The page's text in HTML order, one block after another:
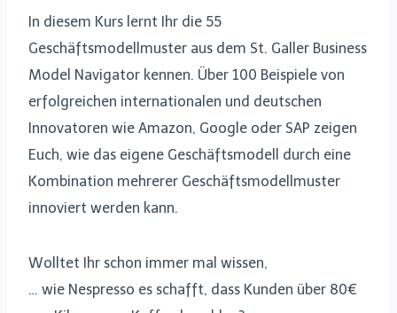
In diesem Kurs lernt Ihr die 55
Geschäftsmodellmuster aus dem St. Galler Business
Model Navigator kennen. Über 100 Beispiele von
erfolgreichen internationalen und deutschen
Innovatoren wie Amazon, Google oder SAP zeigen
Euch, wie das eigene Geschäftsmodell durch eine
Kombination mehrerer Geschäftsmodellmuster
innoviert werden kann.
Wolltet Ihr schon immer mal wissen,
… wie Nespresso es schafft, dass Kunden über 80€